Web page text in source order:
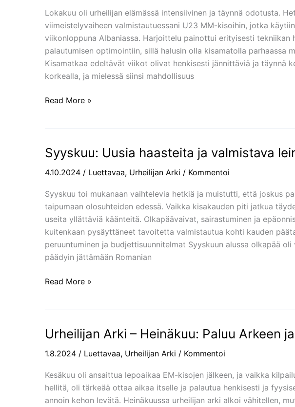
Lokakuu oli urheilijan elämässä intensiivinen ja täynnä odotusta.
viimeistelyvaiheen valmistautuessani U23 MM-kisoihin, jotka
viikonloppuna Albaniassa. Harjoittelu painottui erityisesti tekniikan
palautumisen optimointiin, sillä halusin olla kisamatolla parhaassa
Kisamatkaa edeltävät viikot olivat henkisesti jännittäviä ja täynnä
korkealla, ja mielessä siinsi mahdollisuus
Read More »
Syyskuu: Uusia haasteita ja valmistava
4.10.2024 / Luettavaa, Urheilijan Arki / Kommentoi
Syyskuu toi mukanaan vaihtelevia hetkiä ja muistutti, että joskus
taipumaan olosuhteiden edessä. Vaikka kisakauden piti jatkua
useita yllättäviä käänteitä. Olkapäävaivat, sairastuminen ja
kuitenkaan pysäyttäneet tavoitetta valmistautua kohti kauden
peruuntuminen ja budjettisuunnitelmat Syyskuun alussa olkapää
päädyin jättämään Romanian
Syyskuu:
Uusia
haasteita
valmistava
leiri
Read More »
Urheilijan Arki – Heinäkuu: Paluu Arkeen
1.8.2024 / Luettavaa, Urheilijan Arki / Kommentoi
Kesäkuu oli ansaittua lepoaikaa EM-kisojen jälkeen, ja vaikka
hellitä, oli tärkeää ottaa aikaa itselle ja palautua henkisesti ja
annoin kehon levätä. Heinäkuussa urheilijan arki alkoi vähitellen,
Urheilijan
–
Arkeen